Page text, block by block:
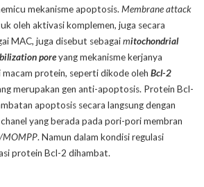
mekanisme apoptosis. Membrane attack
oleh aktivasi komplemen, juga secara
MAC, juga disebut sebagaimitochondrial
poreyang mekanisme kerjanya
macam protein, seperti dikode oleh Bcl-2
merupakan gen anti-apoptosis. Protein Bcl-
apoptosis secara langsung dengan
yang berada pada pori-pori membran
MOMPP. Namun dalam kondisi regulasi
protein Bcl-2 dihambat.